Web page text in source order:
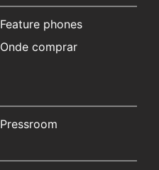
Feature phones
Onde comprar
Pressroom